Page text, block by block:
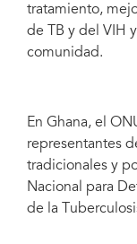
tratamiento,
de TB y del VIH
comunidad.
En Ghana, el
representantes
tradicionales y
Nacional para
de la